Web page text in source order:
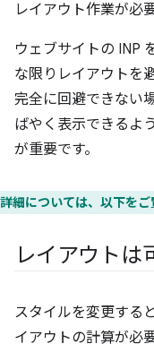
レイアウト作業が必
ウェブサイトの INP
な限りレイアウトを
完全に回避できない
ばやく表示できるよ
が重要です。
詳細については、以下をご
レイアウトは
スタイルを変更する
イアウトの計算が必